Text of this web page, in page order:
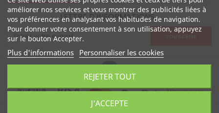
LETTRE D'INFORMATIONS
améliorer nos services et vous montrer des publicités liées à
vos préférences en analysant vos habitudes de navigation.
Pour donner votre consentement à son utilisation, appuyez
sur le bouton Accepter.
Plus d'informations Personnaliser les cookies
REJETER TOUT
J'ACCEPTE